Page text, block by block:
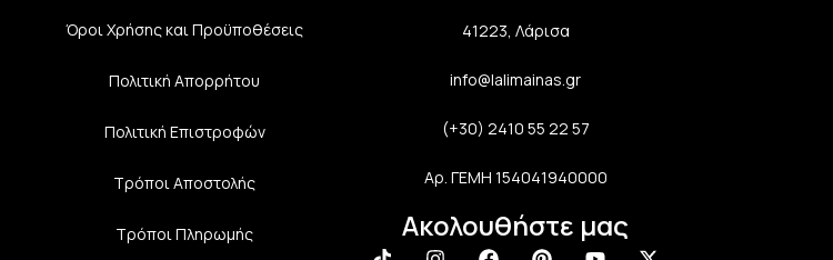
Όροι Χρήσης και Προϋποθέσεις
Πολιτική Aπορρήτου
Πολιτική Επιστροφών
Τρόποι Αποστολής
Τρόποι Πληρωμής
41223, Λάρισα
info@lalimainas.gr
(+30) 2410 55 22 57
Αρ. ΓΕΜΗ 154041940000
Ακολουθήστε μας